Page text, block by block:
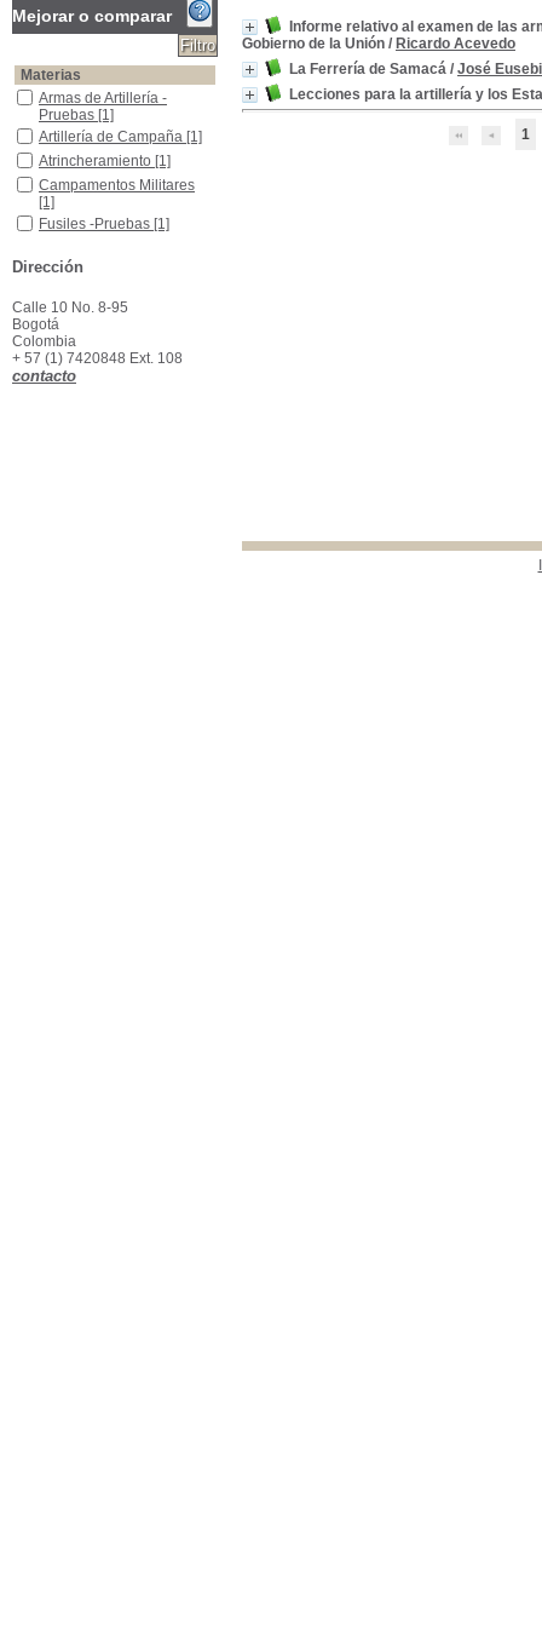
Informe relativo al examen de las
Gobierno de la Unión / Ricardo Acevedo
La Ferrería de Samacá / José
Lecciones para la artillería y los
1
Mejorar o comparar
Materias
Armas de Artillería -Pruebas
Armas de Artillería -
Pruebas [1]
Artillería de Campaña
Artillería de Campaña [1]
Atrincheramiento
Atrincheramiento [1]
Campamentos Militares
Campamentos Militares
[1]
Fusiles -Pruebas
Fusiles -Pruebas [1]
Minas de Hierro -Colombia
Minas de Hierro -
Dirección
Calle 10 No. 8-95
Bogotá
Colombia
+ 57 (1) 7420848 Ext. 108
contacto